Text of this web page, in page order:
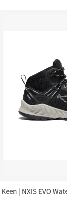
Keen | NXIS EVO